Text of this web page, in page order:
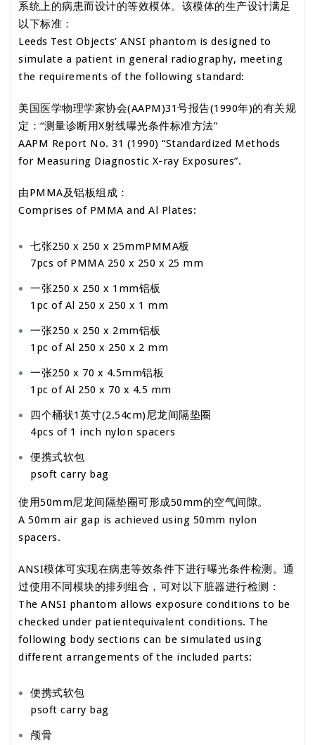
系统上的病患而设计的等效模体。该模体的生产设计满足
以下标准：
Leeds Test Objects’ ANSI phantom is designed to
simulate a patient in general radiography, meeting
the requirements of the following standard:
美国医学物理学家协会(AAPM)31号报告(1990年)的有关规
定：“测量诊断用X射线曝光条件标准方法”
AAPM Report No. 31 (1990) “Standardized Methods
for Measuring Diagnostic X-ray Exposures”.
由PMMA及铝板组成：
Comprises of PMMA and Al Plates:
七张250 x 250 x 25mmPMMA板
7pcs of PMMA 250 x 250 x 25 mm
一张250 x 250 x 1mm铝板
1pc of Al 250 x 250 x 1 mm
一张250 x 250 x 2mm铝板
1pc of Al 250 x 250 x 2 mm
一张250 x 70 x 4.5mm铝板
1pc of Al 250 x 70 x 4.5 mm
四个桶状1英寸(2.54cm)尼龙间隔垫圈
4pcs of 1 inch nylon spacers
便携式软包
psoft carry bag
使用50mm尼龙间隔垫圈可形成50mm的空气间隙。
A 50mm air gap is achieved using 50mm nylon
spacers.
ANSI模体可实现在病患等效条件下进行曝光条件检测。通
过使用不同模块的排列组合，可对以下脏器进行检测：
The ANSI phantom allows exposure conditions to be
checked under patientequivalent conditions. The
following body sections can be simulated using
different arrangements of the included parts:
便携式软包
psoft carry bag
颅骨